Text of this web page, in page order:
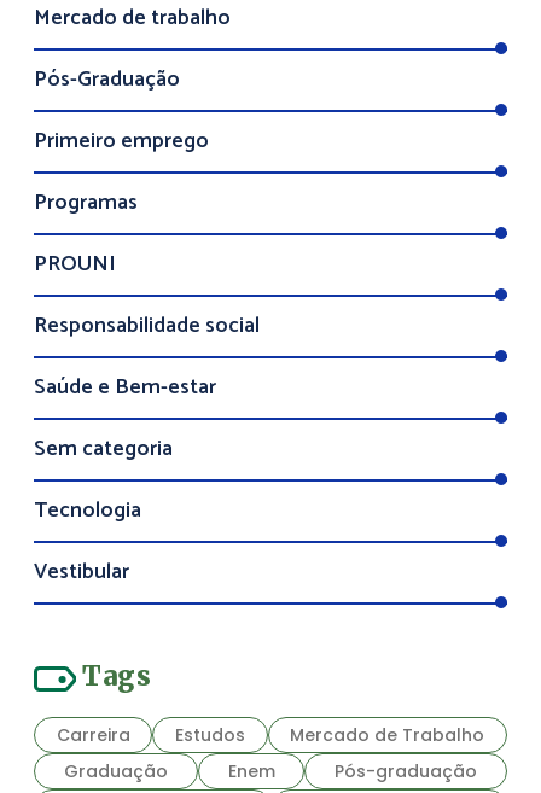
Mercado de trabalho
Pós-Graduação
Primeiro emprego
Programas
PROUNI
Responsabilidade social
Saúde e Bem-estar
Sem categoria
Tecnologia
Vestibular
Tags
Carreira Estudos
Mercado de Trabalho
Graduação
Enem
Pós-graduação